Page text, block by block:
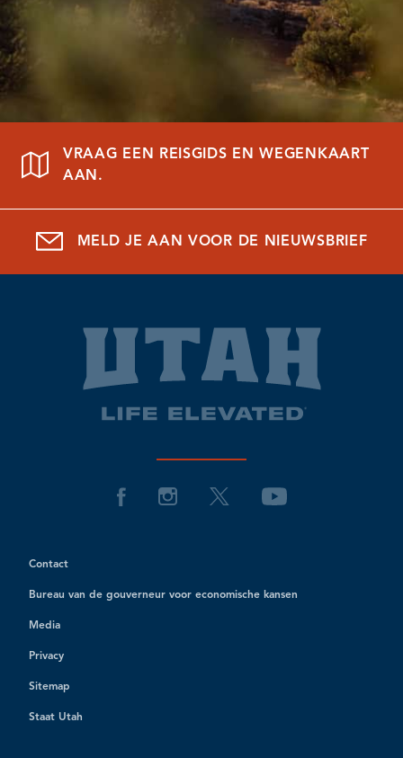
VRAAG EEN REISGIDS EN WEGENKAART
AAN.
MELD JE AAN VOOR DE NIEUWSBRIEF
Contact
Bureau van de gouverneur voor economische kansen
Media
Privacy
Sitemap
Staat Utah